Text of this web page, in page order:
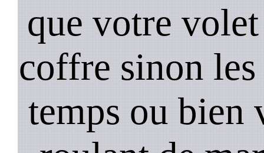
que votre
coffre sinon les
temps ou bien